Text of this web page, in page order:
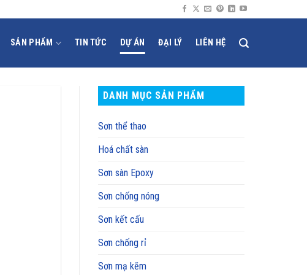
SẢN PHẨM TIN TỨC DỰ ÁN ĐẠI LÝ LIÊN HỆ
DANH MỤC SẢN PHẨM
Sơn thể thao
Hoá chất sàn
Sơn sàn Epoxy
Sơn chống nóng
Sơn kết cấu
Sơn chống rỉ
Sơn mạ kẽm